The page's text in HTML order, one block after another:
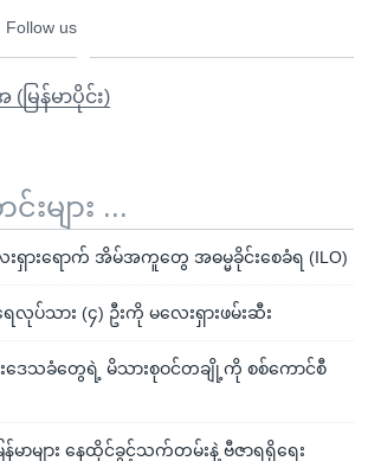
Follow us
မြန်မာပိုင်း)
များ ...
းရှားရောက် အိမ်အကူတွေ အဓမ္မခိုင်းစေခံရ (ILO)
ရေလုပ်သား (၄) ဦးကို မလေးရှားဖမ်းဆီး
ဒေသခံတွေရဲ့ မိသားစုဝင်တချို့ကို စစ်ကောင်စီ
န်မာများ နေထိုင်ခွင့်သက်တမ်းနဲ့ ဗီဇာရရှိရေး